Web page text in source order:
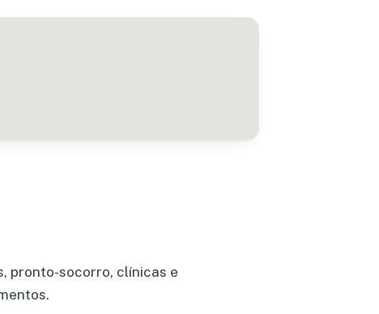
pronto-socorro, clínicas e